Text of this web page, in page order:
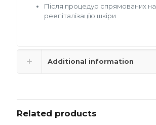
Після процедур спрямованих на
реепіталізацію шкіри
Additional information
Related products